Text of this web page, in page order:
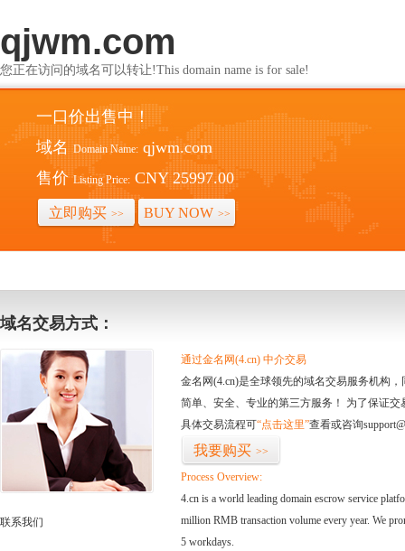
qjwm.com
您正在访问的域名可以转让!This domain name is for sale!
一口价出售中！
域名 Domain Name: qjwm.com
售价 Listing Price: CNY 25997.00
立即购买 >> BUY NOW >>
域名交易方式：
联系我们
通过金名网(4.cn) 中介交易
金名网(4.cn)是全球领先的域名交易服务机构
简单、安全、专业的第三方服务！ 为了保证
具体交易流程可“点击这里”查看或咨询
我要购买 >>
Process Overview:
4.cn is a world leading domain escrow service
million RMB transaction volume every year. We
5 workdays.